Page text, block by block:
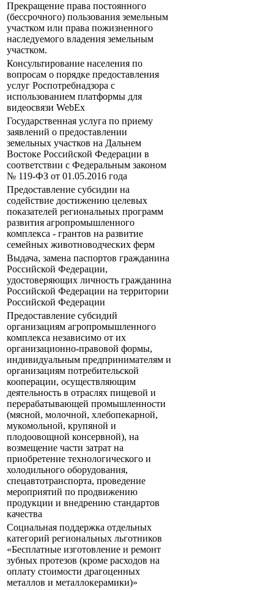
Прекращение права постоянного
(бессрочного) пользования земельным
участком или права пожизненного
наследуемого владения земельным
участком.
Консультирование населения по
вопросам о порядке предоставления
услуг Роспотребнадзора с
использованием платформы для
видеосвязи WebEx
Государственная услуга по приему
заявлений о предоставлении
земельных участков на Дальнем
Востоке Российской Федерации в
соответствии с Федеральным законом
№ 119-ФЗ от 01.05.2016 года
Предоставление субсидии на
содействие достижению целевых
показателей региональных программ
развития агропромышленного
комплекса - грантов на развитие
семейных животноводческих ферм
Выдача, замена паспортов гражданина
Российской Федерации,
удостоверяющих личность гражданина
Российской Федерации на территории
Российской Федерации
Предоставление субсидий
организациям агропромышленного
комплекса независимо от их
организационно-правовой формы,
индивидуальным предпринимателям и
организациям потребительской
кооперации, осуществляющим
деятельность в отраслях пищевой и
перерабатывающей промышленности
(мясной, молочной, хлебопекарной,
мукомольной, крупяной и
плодоовощной консервной), на
возмещение части затрат на
приобретение технологического и
холодильного оборудования,
спецавтотранспорта, проведение
мероприятий по продвижению
продукции и внедрению стандартов
качества
Социальная поддержка отдельных
категорий региональных льготников
«Бесплатные изготовление и ремонт
зубных протезов (кроме расходов на
оплату стоимости драгоценных
металлов и металлокерамики)»